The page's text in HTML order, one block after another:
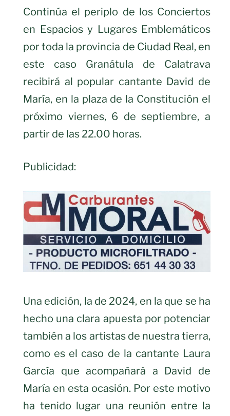
Continúa el periplo de los Conciertos
en Espacios y Lugares Emblemáticos
por toda la provincia de Ciudad Real, en
este caso Granátula de Calatrava
recibirá al popular cantante David de
María, en la plaza de la Constitución el
próximo viernes, 6 de septiembre, a
partir de las 22.00 horas.
Publicidad:
Una edición, la de 2024, en la que se ha
hecho una clara apuesta por potenciar
también a los artistas de nuestra tierra,
como es el caso de la cantante Laura
García que acompañará a David de
María en esta ocasión. Por este motivo
ha tenido lugar una reunión entre la